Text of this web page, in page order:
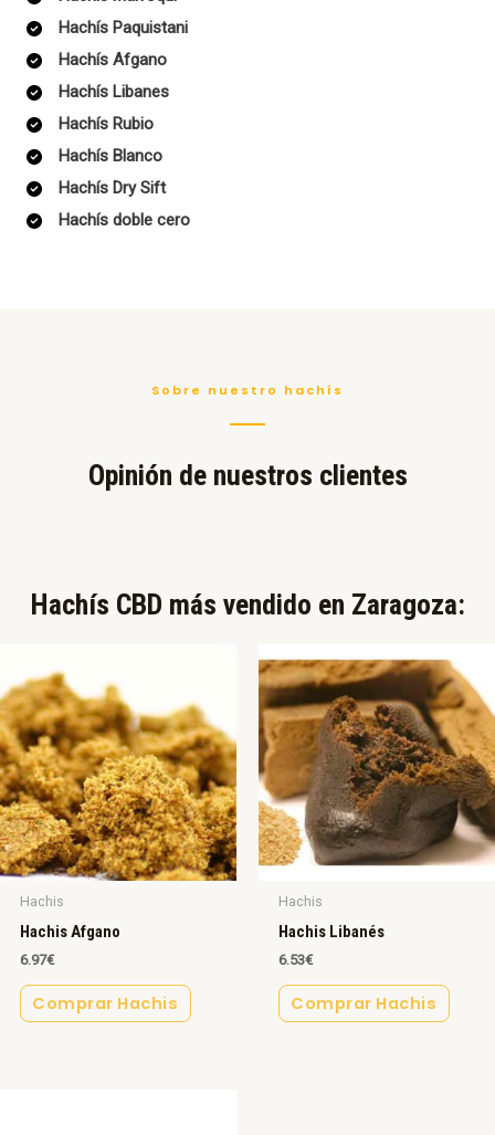
Hachís Paquistani
Hachís Afgano
Hachís Libanes
Hachís Rubio
Hachís Blanco
Hachís Dry Sift
Hachís doble cero
Sobre nuestro hachís
Opinión de nuestros clientes
Hachís CBD más vendido en Zaragoza:​
Hachis
Hachis Afgano
6.97€
Comprar Hachis
Hachis
Hachis Libanés
6.53€
Comprar Hachis